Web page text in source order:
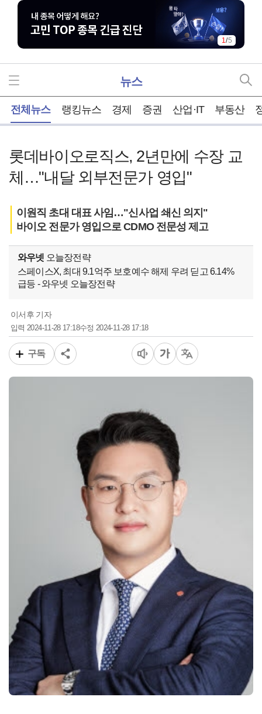
1/5
뉴스
전체뉴스 랭킹뉴스 경제 증권 산업·IT 부동산
롯데바이오로직스, 2년만에 수장 교
체…"내달 외부전문가 영입"
이원직 초대 대표 사임…"신사업 쇄신 의지"
바이오 전문가 영입으로 CDMO 전문성 제고
와우넷 오늘장전략
스페이스X, 최대 9.1억주 보호예수 해제 우려 딛고 6.14%
급등 - 와우넷 오늘장전략
이서후 기자
입력2024-11-28 17:18수정 2024-11-28 17:18
구독